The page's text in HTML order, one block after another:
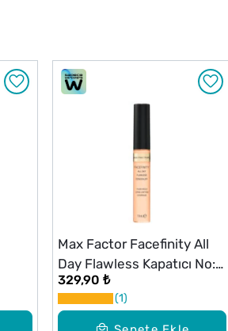
Max Factor Facefinity All
Day Flawless Kapatıcı No:
10
329,90 ₺
1